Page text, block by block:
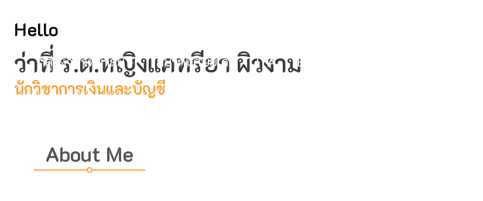
กลุ่มงานวิทยาลัย สมาคมศิษย์เก่า ITA E-SERVICE
Hello
ว่าที่ ร.ต.หญิงแคทรียา ผิวงาม
นักวิชาการเงินและบัญชี
About Me